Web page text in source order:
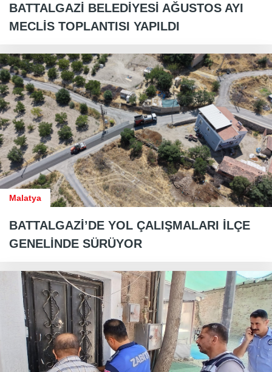
BATTALGAZİ BELEDİYESİ AĞUSTOS AYI
MECLİS TOPLANTISI YAPILDI
Malatya
BATTALGAZİ’DE YOL ÇALIŞMALARI İLÇE
GENELİNDE SÜRÜYOR